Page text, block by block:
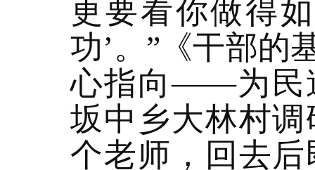
更要看你做得
功’。”《干部的
心指向——为民
坂中乡大林村
个老师，回去